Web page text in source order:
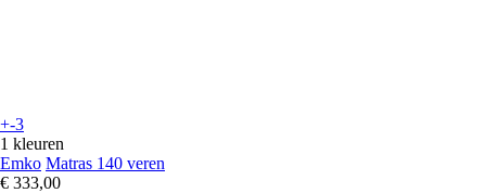
+-3
1 kleuren
Emko Matras 140 veren
€ 333,00